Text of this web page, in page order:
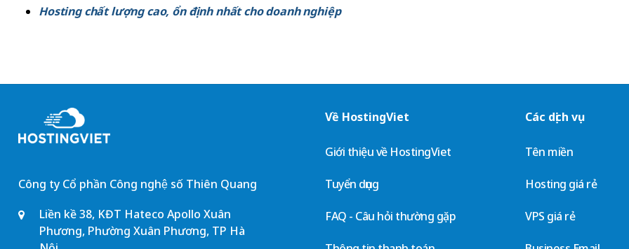
Hosting chất lượng cao, ổn định nhất cho doanh nghiệp
Công ty Cổ phần Công nghệ số Thiên Quang
Liền kề 38, KĐT Hateco Apollo Xuân
Phương, Phường Xuân Phương, TP Hà
Về HostingViet
Giới thiệu về HostingViet
Tuyển dụng
FAQ - Câu hỏi thường gặp
Các dịch vụ
Tên miền
Hosting giá rẻ
VPS giá rẻ